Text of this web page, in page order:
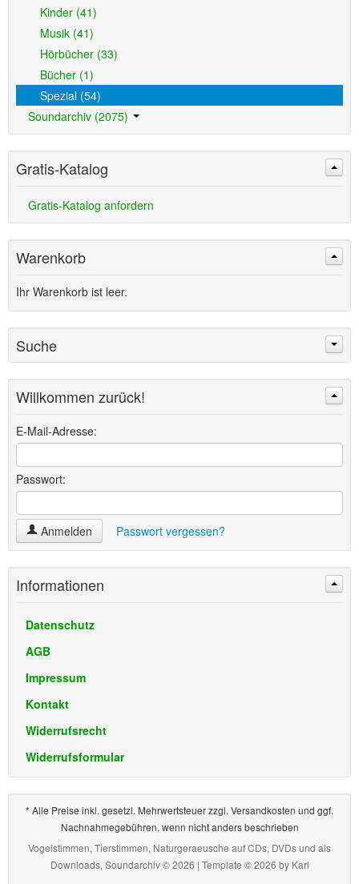
Kinder (41)
Musik (41)
Hörbücher (33)
Bücher (1)
Spezial (54)
Soundarchiv (2075)
Gratis-Katalog
Gratis-Katalog anfordern
Warenkorb
Ihr Warenkorb ist leer.
Suche
Willkommen zurück!
E-Mail-Adresse:
Passwort:
Anmelden Passwort vergessen?
Informationen
Datenschutz
AGB
Impressum
Kontakt
Widerrufsrecht
Widerrufsformular
* Alle Preise inkl. gesetzl. Mehrwertsteuer zzgl. Versandkosten und ggf.
Nachnahmegebühren, wenn nicht anders beschrieben
Vogelstimmen, Tierstimmen, Naturgeraeusche auf CDs, DVDs und als
Downloads, Soundarchiv © 2026 | Template © 2026 by Karl